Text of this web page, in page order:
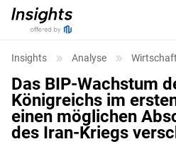
Insights Analyse Wirtschaft
Das BIP-Wachstum
Königreichs im
einen möglichen
des Iran-Kriegs